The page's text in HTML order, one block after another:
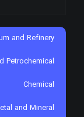
and Refinery
Petrochemical
Chemical
and Mineral